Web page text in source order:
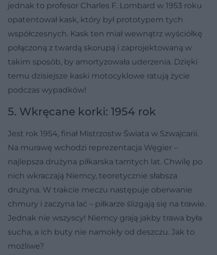
jednak to profesor Charles F. Lombard w 1953 roku
opatentował kask, który był prototypem tych
współczesnych. Kask ten miał wewnątrz wyściółkę
połączoną z twardą skorupą i zaprojektowaną w
takim sposób, by amortyzowała uderzenia. Dzięki
temu dzisiejsze kaski motocyklowe ratują życie
podczas wypadków!
5. Wkręcane korki: 1954 rok
Jest rok 1954, finał Mistrzostw Świata w Szwajcarii.
Na murawę wchodzi reprezentacja Węgier –
najlepsza drużyna piłkarska tamtych lat. Chwilę po
nich wkraczają Niemcy, teoretycznie słabsza
drużyna. W trakcie meczu następuje oberwanie
chmury i zaczyna lać – piłkarze ślizgają się na trawie.
Jednak nie wszyscy! Niemcy grają jakby trawa była
sucha, a ich buty nie namokły od deszczu. Jak to
możliwe?